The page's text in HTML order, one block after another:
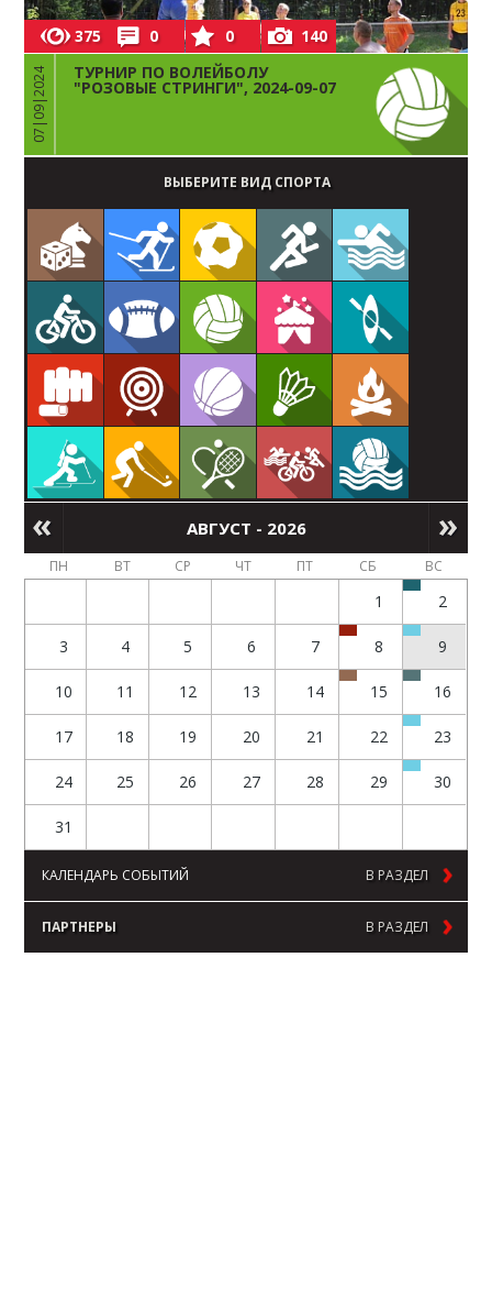
375 0 0 140
07|09|2024 ТУРНИР ПО ВОЛЕЙБОЛУ
"РОЗОВЫЕ СТРИНГИ", 2024-09-07
ВЫБЕРИТЕ ВИД СПОРТА
АВГУСТ - 2026
ПН ВТ СР ЧТ ПТ СБ ВС
1 2
3 4 5 6 7 8 9
10 11 12 13 14 15 16
17 18 19 20 21 22 23
24 25 26 27 28 29 30
31
КАЛЕНДАРЬ СОБЫТИЙ В РАЗДЕЛ
ПАРТНЕРЫ В РАЗДЕЛ